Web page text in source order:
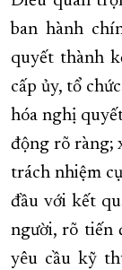
ban hành
quyết thành
cấp ủy, tổ
hóa nghị
động rõ ràng;
trách nhiệm
đầu với kết
người, rõ tiến
yêu cầu kỹ